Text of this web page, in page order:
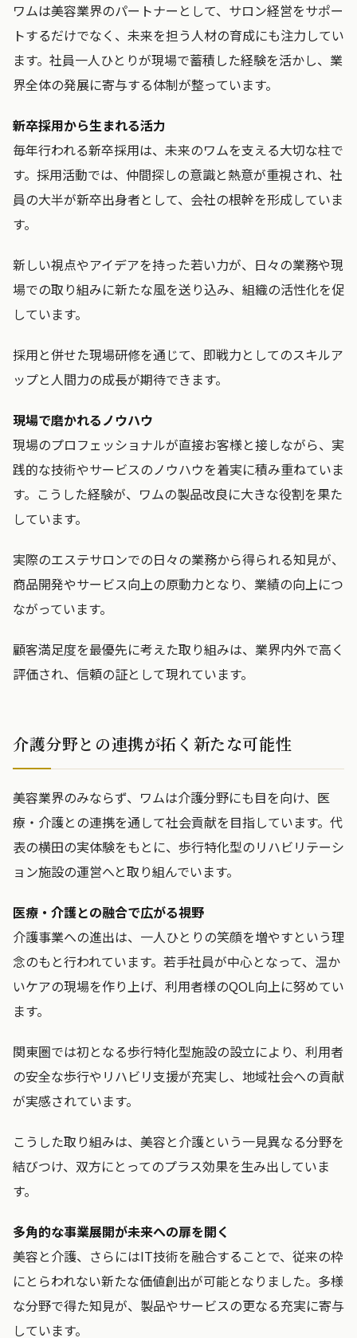
ワムは美容業界のパートナーとして、サロン経営をサポー
トするだけでなく、未来を担う人材の育成にも注力してい
ます。社員一人ひとりが現場で蓄積した経験を活かし、業
界全体の発展に寄与する体制が整っています。
新卒採用から生まれる活力
毎年行われる新卒採用は、未来のワムを支える大切な柱で
す。採用活動では、仲間探しの意識と熱意が重視され、社
員の大半が新卒出身者として、会社の根幹を形成していま
す。
新しい視点やアイデアを持った若い力が、日々の業務や現
場での取り組みに新たな風を送り込み、組織の活性化を促
しています。
採用と併せた現場研修を通じて、即戦力としてのスキルア
ップと人間力の成長が期待できます。
現場で磨かれるノウハウ
現場のプロフェッショナルが直接お客様と接しながら、実
践的な技術やサービスのノウハウを着実に積み重ねていま
す。こうした経験が、ワムの製品改良に大きな役割を果た
しています。
実際のエステサロンでの日々の業務から得られる知見が、
商品開発やサービス向上の原動力となり、業績の向上につ
ながっています。
顧客満足度を最優先に考えた取り組みは、業界内外で高く
評価され、信頼の証として現れています。
介護分野との連携が拓く新たな可能性
美容業界のみならず、ワムは介護分野にも目を向け、医
療・介護との連携を通して社会貢献を目指しています。代
表の横田の実体験をもとに、歩行特化型のリハビリテーシ
ョン施設の運営へと取り組んでいます。
医療・介護との融合で広がる視野
介護事業への進出は、一人ひとりの笑顔を増やすという理
念のもと行われています。若手社員が中心となって、温か
いケアの現場を作り上げ、利用者様のQOL向上に努めてい
ます。
関東圏では初となる歩行特化型施設の設立により、利用者
の安全な歩行やリハビリ支援が充実し、地域社会への貢献
が実感されています。
こうした取り組みは、美容と介護という一見異なる分野を
結びつけ、双方にとってのプラス効果を生み出していま
す。
多角的な事業展開が未来への扉を開く
美容と介護、さらにはIT技術を融合することで、従来の枠
にとらわれない新たな価値創出が可能となりました。多様
な分野で得た知見が、製品やサービスの更なる充実に寄与
しています。